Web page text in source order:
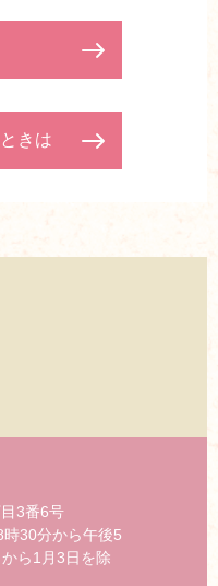
きは
3番6号
30分から午後5
ら1月3日を除